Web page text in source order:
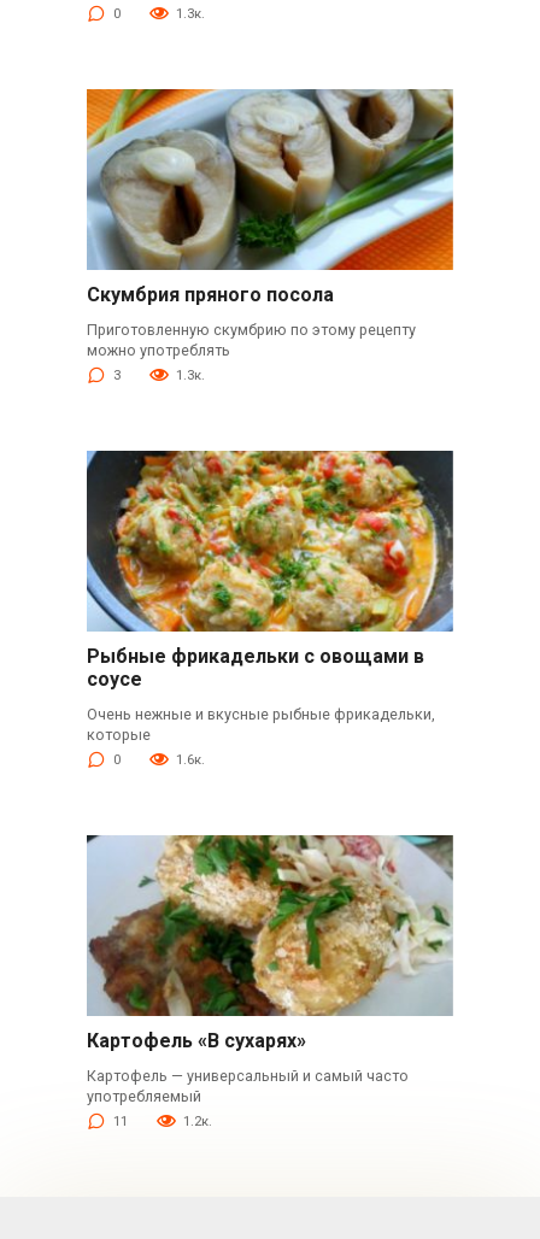
0 1.3к.
Скумбрия пряного посола
Приготовленную скумбрию по этому рецепту
можно употреблять
3 1.3к.
Рыбные фрикадельки с овощами в
соусе
Очень нежные и вкусные рыбные фрикадельки,
которые
0 1.6к.
Картофель «В сухарях»
Картофель — универсальный и самый часто
употребляемый
11 1.2к.